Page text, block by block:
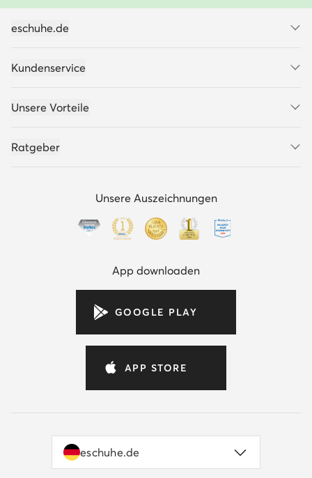
eschuhe.de
Kundenservice
Unsere Vorteile
Ratgeber
Unsere Auszeichnungen
App downloaden
GOOGLE PLAY
APP STORE
eschuhe.de